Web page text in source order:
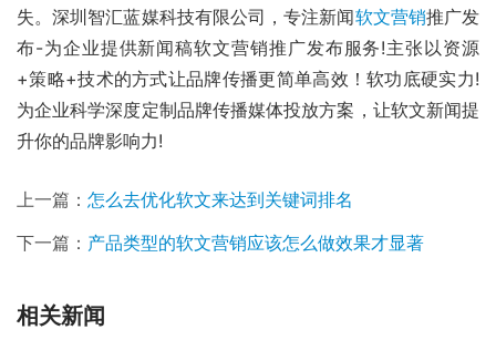
失。深圳智汇蓝媒科技有限公司，专注新闻软文营销推广发
布-为企业提供新闻稿软文营销推广发布服务!主张以资源
+策略+技术的方式让品牌传播更简单高效！软功底硬实力!
为企业科学深度定制品牌传播媒体投放方案，让软文新闻提
升你的品牌影响力!
上一篇： 怎么去优化软文来达到关键词排名
下一篇： 产品类型的软文营销应该怎么做效果才显著
相关新闻